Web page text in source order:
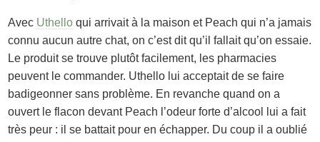
Avec Uthello qui arrivait à la maison et Peach qui n’a jamais
connu aucun autre chat, on c’est dit qu’il fallait qu’on essaie.
Le produit se trouve plutôt facilement, les pharmacies
peuvent le commander. Uthello lui acceptait de se faire
badigeonner sans problème. En revanche quand on a
ouvert le flacon devant Peach l’odeur forte d’alcool lui a fait
très peur : il se battait pour en échapper. Du coup il a oublié